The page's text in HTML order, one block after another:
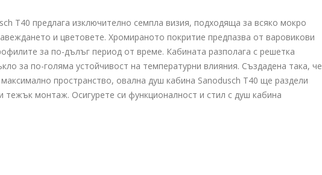
T40 предлага изключително семпла визия, подходяща за всяко мокро
и цветовете. Хромираното покритие предпазва от варовикови
за по-дълъг период от време. Кабината разполага с решетка
за по-голяма устойчивост на температурни влияния. Създадена така, че
пространство, овална душ кабина Sanodusch T40 ще раздели
монтаж. Осигурете си функционалност и стил с душ кабина